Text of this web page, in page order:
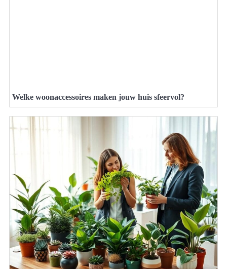
Welke woonaccessoires maken jouw huis sfeervol?